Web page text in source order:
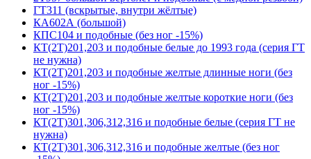
ГТ311 (вскрытые, внутри жёлтые)
КА602А (большой)
КПС104 и подобные (без ног -15%)
КТ(2Т)201,203 и подобные белые до 1993 года (серия ГТ
не нужна)
КТ(2Т)201,203 и подобные желтые длинные ноги (без
ног -15%)
КТ(2Т)201,203 и подобные желтые короткие ноги (без
ног -15%)
КТ(2Т)301,306,312,316 и подобные белые (серия ГТ не
нужна)
КТ(2Т)301,306,312,316 и подобные желтые (без ног